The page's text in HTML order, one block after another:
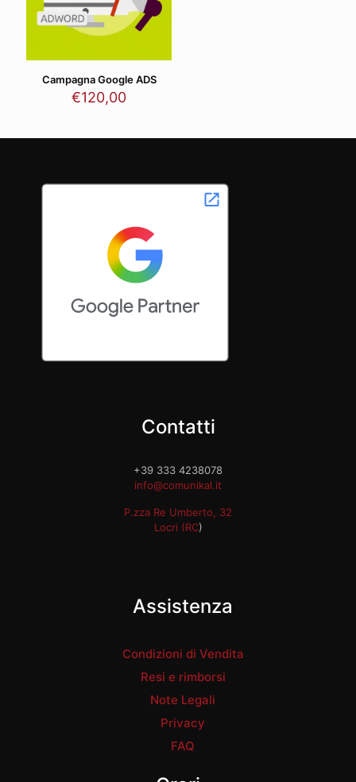
Campagna Google ADS
€120,00
Contatti
+39 333 4238078
info@comunikal.it
P.zza Re Umberto, 32
Locri (RC)
Assistenza
Condizioni di Vendita
Resi e rimborsi
Note Legali
Privacy
FAQ